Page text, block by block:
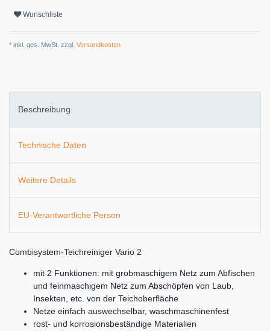
Wunschliste
* inkl. ges. MwSt. zzgl. Versandkosten
Beschreibung
Technische Daten
Weitere Details
EU-Verantwortliche Person
Combisystem-Teichreiniger Vario 2
mit 2 Funktionen: mit grobmaschigem Netz zum Abfischen
und feinmaschigem Netz zum Abschöpfen von Laub,
Insekten, etc. von der Teichoberfläche
Netze einfach auswechselbar, waschmaschinenfest
rost- und korrosionsbeständige Materialien